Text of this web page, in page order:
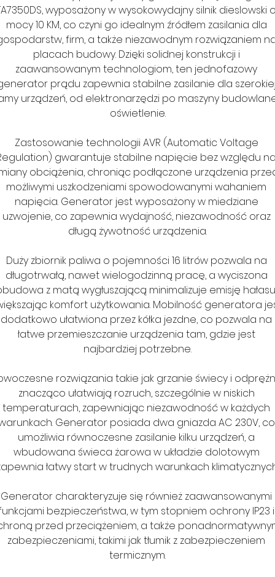
wyposażony w wysokowydajny silnik dieslowski o
mocy 10 KM, co czyni go idealnym źródłem zasilania dla
firm, a także niezawodnym rozwiązaniem
placach budowy. Dzięki solidnej konstrukcji i
zaawansowanym technologiom, ten jednofazowy
prądu zapewnia stabilne zasilanie dla
urządzeń, od elektronarzędzi po maszyny
oświetlenie.
Zastosowanie technologii AVR (Automatic Voltage
gwarantuje stabilne napięcie bez względu na
obciążenia, chroniąc podłączone urządzenia
możliwymi uszkodzeniami spowodowanymi wahaniem
napięcia. Generator jest wyposażony w miedziane
uzwojenie, co zapewnia wydajność, niezawodność oraz
długą żywotność urządzenia.
Duży zbiornik paliwa o pojemności 16 litrów pozwala na
długotrwałą, nawet wielogodzinną pracę, a wyciszona
z matą wygłuszającą minimalizuje emisję
komfort użytkowania. Mobilność generatora
dodatkowo ułatwiona przez kółka jezdne, co pozwala na
łatwe przemieszczanie urządzenia tam, gdzie jest
najbardziej potrzebne.
rozwiązania takie jak grzanie świecy i
znacząco ułatwiają rozruch, szczególnie w niskich
temperaturach, zapewniając niezawodność w każdych
Generator posiada dwa gniazda AC 230V, co
umożliwia równoczesne zasilanie kilku urządzeń, a
wbudowana świeca żarowa w układzie dolotowym
łatwy start w trudnych warunkach
Generator charakteryzuje się również zaawansowanymi
bezpieczeństwa, w tym stopniem ochrony IP23 i
przed przeciążeniem, a także
zabezpieczeniami, takimi jak tłumik z zabezpieczeniem
termicznym.